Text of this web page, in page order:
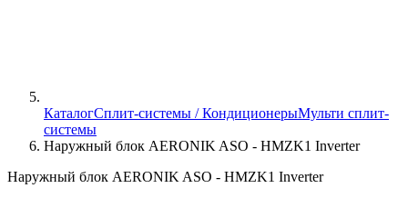
КаталогСплит-системы / КондиционерыМульти сплит-
системы
Наружный блок AERONIK ASO - HMZK1 Inverter
Наружный блок AERONIK ASO - HMZK1 Inverter